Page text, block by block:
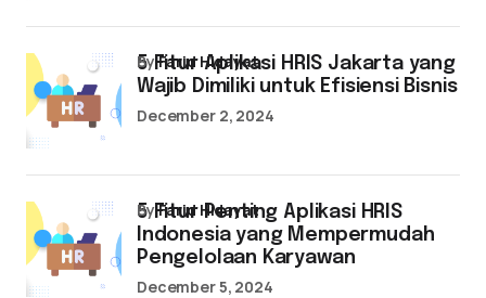
5 Fitur Aplikasi HRIS Jakarta yang
Wajib Dimiliki untuk Efisiensi Bisnis
byFarid Hidayat
December 2, 2024
5 Fitur Penting Aplikasi HRIS
Indonesia yang Mempermudah
Pengelolaan Karyawan
byFarid Hidayat
December 5, 2024